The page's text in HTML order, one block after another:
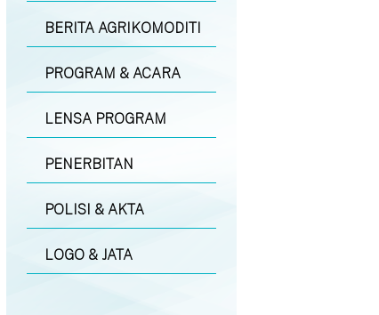
BERITA AGRIKOMODITI
PROGRAM & ACARA
LENSA PROGRAM
PENERBITAN
POLISI & AKTA
LOGO & JATA